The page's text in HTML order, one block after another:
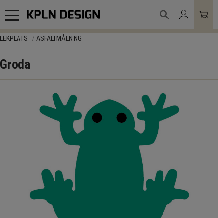
Meny
LEKPLATS ASFALTMÅLNING
Groda